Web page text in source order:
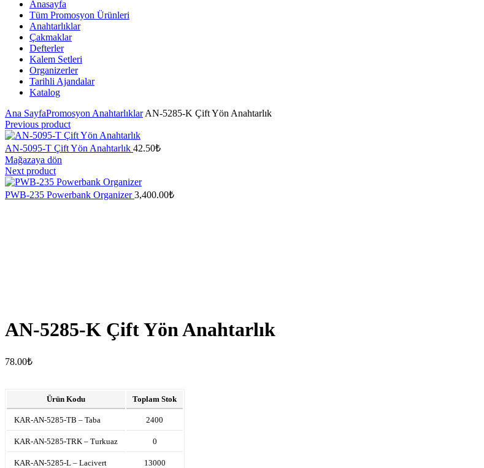
Promosyon Şapka
Promosyon Sekreter Bloknotlar
Promosyon Seramik ve Porselen Ürünler
Promosyon Speakerlar
Promosyon Tarihli Ajandalar
Promosyon Teknoloji Ürünleri
Promosyon Telefon Standları
Promosyon Termoslar
Promosyon Tişörtler
Anasayfa
Tüm Promosyon Ürünleri
Anahtarlıklar
Çakmaklar
Defterler
Kalem Setleri
Organizerler
Tarihli Ajandalar
Katalog
Ana SayfaPromosyon AnahtarlıklarAN-5285-K Çift Yön Anahtarlık
Previous product
AN-5095-T Çift Yön Anahtarlık 42.50₺
Mağazaya dön
Next product
PWB-235 Powerbank Organizer3,400.00₺
AN-5285-K Çift Yön Anahtarlık
78.00₺
Ürün Kodu Toplam Stok
KAR-AN-5285-TB – Taba 2400
KAR-AN-5285-TRK – Turkuaz 0
KAR-AN-5285-L – Lacivert 13000